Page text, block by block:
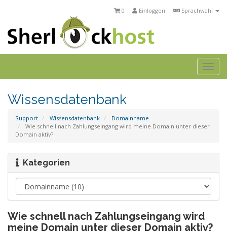
Sprachwahl
Einloggen
0
Wissensdatenbank
Support Wissensdatenbank
Domainname
Wie schnell nach Zahlungseingang wird meine Domain unter dieser
Domain aktiv?
Kategorien
Wie schnell nach Zahlungseingang wird
meine Domain unter dieser Domain aktiv?